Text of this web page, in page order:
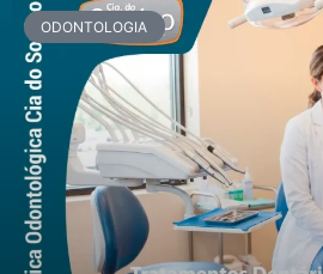
ODONTOLOGIA